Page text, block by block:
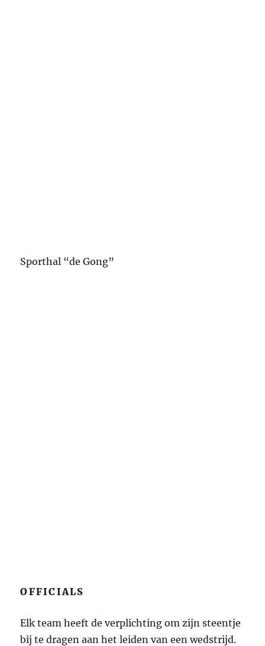
Sporthal “de Gong”
OFFICIALS
Elk team heeft de verplichting om zijn steentje
bij te dragen aan het leiden van een wedstrijd.